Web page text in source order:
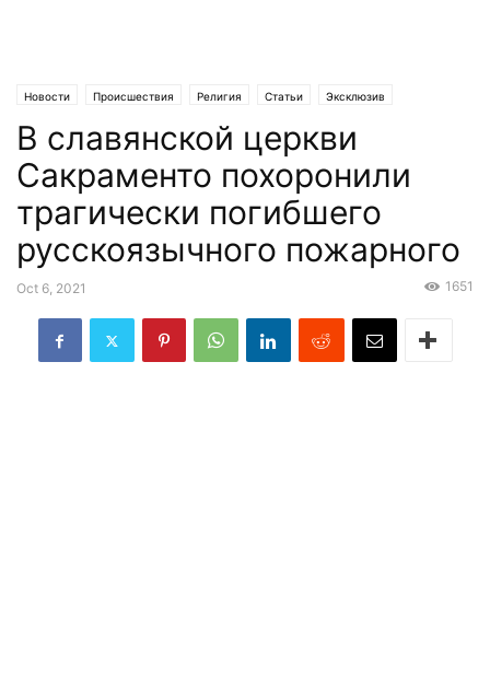
Новости Происшествия Религия Статьи Эксклюзив
В славянской церкви
Сакраменто похоронили
трагически погибшего
русскоязычного пожарного
Oct 6, 2021 1651